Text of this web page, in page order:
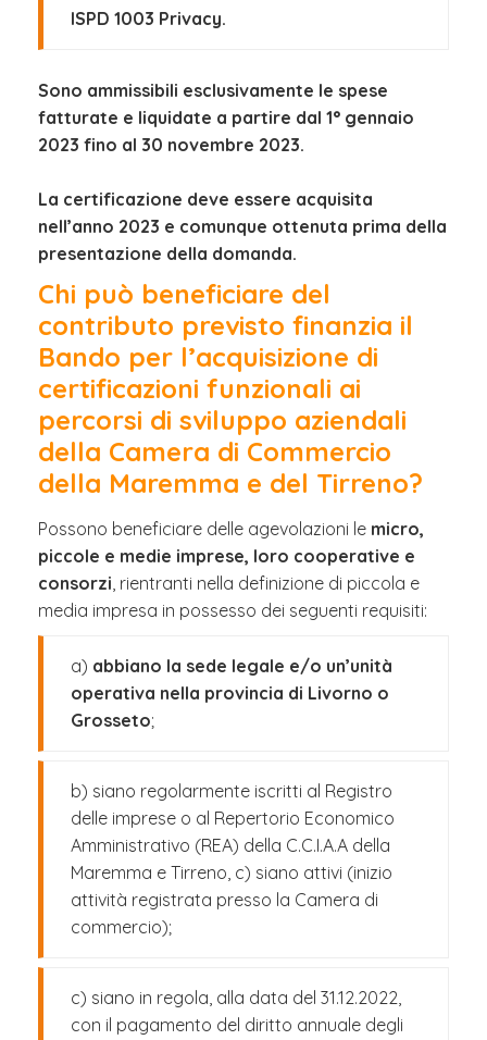
ISPD 1003 Privacy.
Sono ammissibili esclusivamente le spese
fatturate e liquidate a partire dal 1° gennaio
2023 fino al 30 novembre 2023.
La certificazione deve essere acquisita
nell’anno 2023 e comunque ottenuta prima della
presentazione della domanda.
Chi può beneficiare del
contributo previsto finanzia il
Bando per l’acquisizione di
certificazioni funzionali ai
percorsi di sviluppo aziendali
della Camera di Commercio
della Maremma e del Tirreno?
Possono beneficiare delle agevolazioni le micro,
piccole e medie imprese, loro cooperative e
consorzi, rientranti nella definizione di piccola e
media impresa in possesso dei seguenti requisiti:
a) abbiano la sede legale e/o un’unità
operativa nella provincia di Livorno o
Grosseto;
b) siano regolarmente iscritti al Registro
delle imprese o al Repertorio Economico
Amministrativo (REA) della C.C.I.A.A della
Maremma e Tirreno, c) siano attivi (inizio
attività registrata presso la Camera di
commercio);
c) siano in regola, alla data del 31.12.2022,
con il pagamento del diritto annuale degli